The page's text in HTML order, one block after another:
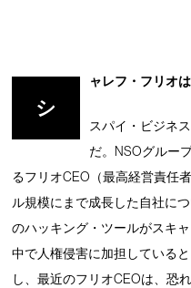
シ
ャレフ・フリオ
スパイ・ビジネ
だ。NSOグルー
るフリオCEO（最高経営責任
ル規模にまで成長した自社に
のハッキング・ツールがスキ
中で人権侵害に加担している
し、最近のフリオCEOは、恐